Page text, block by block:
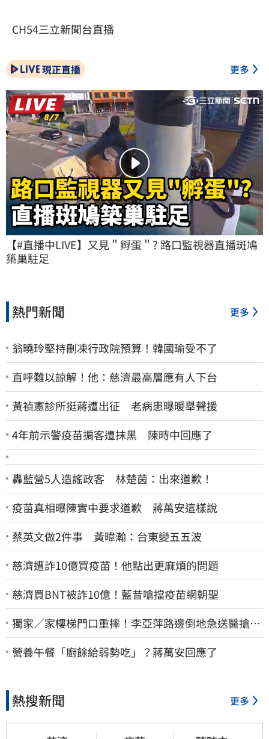
CH54三立新聞台直播
現正直播 更多
【#直播中LIVE】又見＂孵蛋＂? 路口監視器直播斑鳩
築巢駐足
熱門新聞 更多
翁曉玲堅持刪凍行政院預算！韓國瑜受不了
直呼難以諒解！他：慈濟最高層應有人下台
黃禎憲診所挺蔣遭出征 老病患曝暖舉聲援
4年前示警疫苗掮客遭抹黑 陳時中回應了
轟藍營5人造謠政客 林楚茵：出來道歉！
疫苗真相曝陳實中要求道歉 蔣萬安這樣說
蔡英文做2件事 黃暐瀚：台東變五五波
慈濟遭詐10億買疫苗！他點出更麻煩的問題
慈濟買BNT被詐10億！藍昔嗆擋疫苗網朝聖
獨家／家樓梯門口重摔！李亞萍路邊倒地急送醫搶
命 「最新傷況」曝
營養午餐「廚餘給弱勢吃」？蔣萬安回應了
熱搜新聞 更多